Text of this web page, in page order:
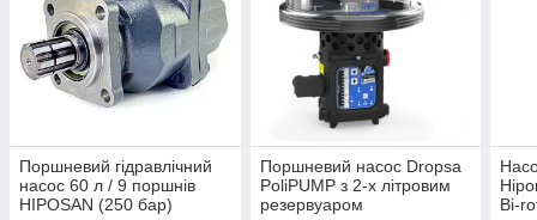
Поршневий гідравлічний
насос 60 л / 9 поршнів
HIPOSAN (250 бар)
Поршневий насос Dropsa
PoliPUMP з 2-х літровим
резервуаром
Bi-